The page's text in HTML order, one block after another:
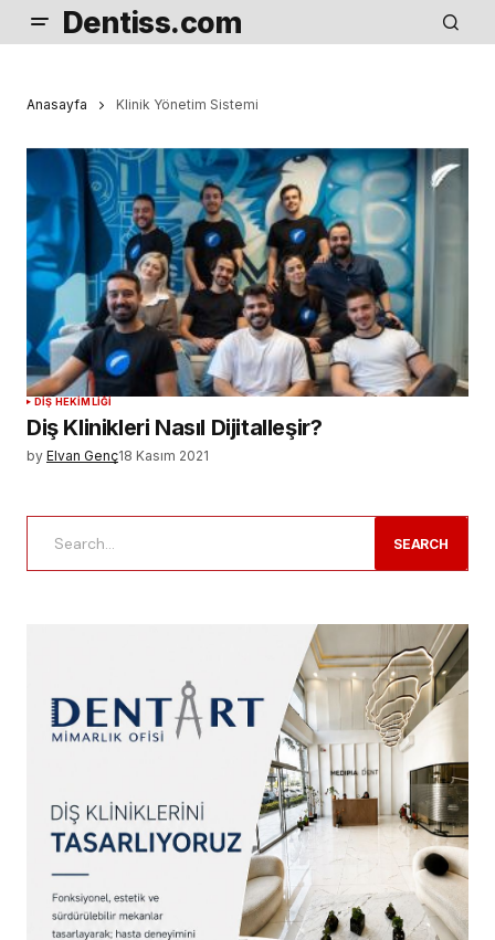
Dentiss.com
Anasayfa Klinik Yönetim Sistemi
DIŞ HEKIMLIĞI
Diş Klinikleri Nasıl Dijitalleşir?
by Elvan Genç18 Kasım 2021
SEARCH